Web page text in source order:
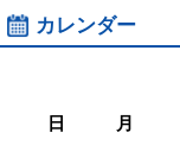
カレンダー
日
月